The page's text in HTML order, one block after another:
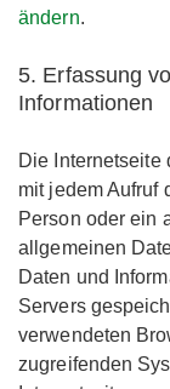
ändern.
5. Erfassung
Informationen
Die Internetseite
mit jedem Aufruf
Person oder ein
allgemeinen
Daten und
Servers
verwendeten
zugreifenden